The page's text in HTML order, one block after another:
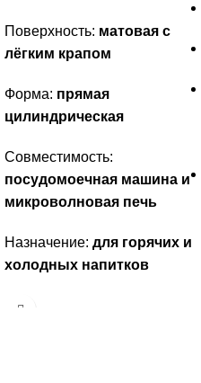
Поверхность: матовая с
лёгким крапом
Форма: прямая
цилиндрическая
Совместимость:
посудомоечная машина и
микроволновая печь
Назначение: для горячих и
холодных напитков